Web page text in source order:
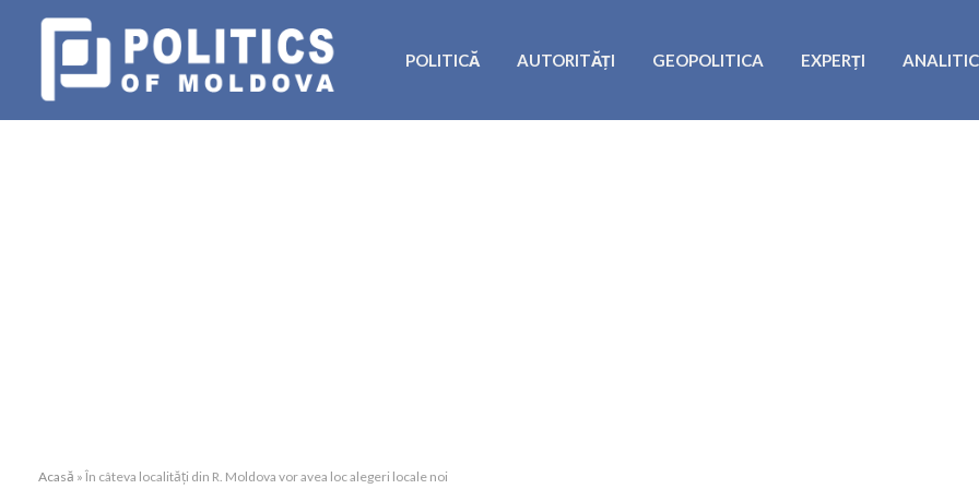
POLITICĂ AUTORITĂȚI GEOPOLITICA EXPERȚI
Acasă » În câteva localități din R. Moldova vor avea loc alegeri locale noi